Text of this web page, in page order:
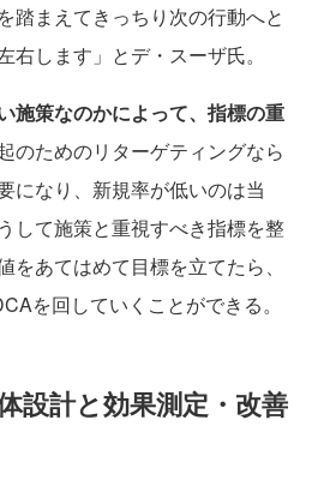
踏まえてきっちり次の行動へと
右します」とデ・スーザ氏。
施策なのかによって、指標の重
のためのリターゲティングなら
になり、新規率が低いのは当
して施策と重視すべき指標を整
をあてはめて目標を立てたら、
を回していくことができる。
設計と効果測定・改善